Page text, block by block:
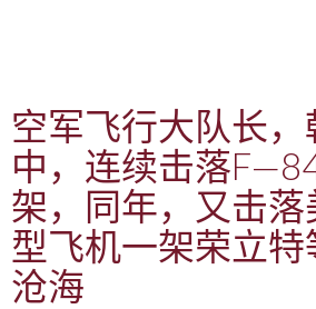
空军飞行大队长
中，连续击落
架，同年，又击
型飞机一架荣立
沧海